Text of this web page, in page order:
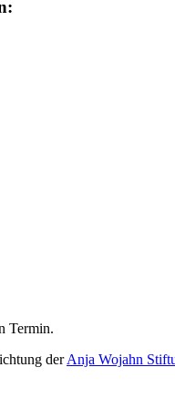
Termin.
derAnja Wojahn